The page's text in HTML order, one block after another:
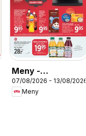
Meny -
Tilbudsavis uge
33
07/08/2026 - 13/08/2026
Meny